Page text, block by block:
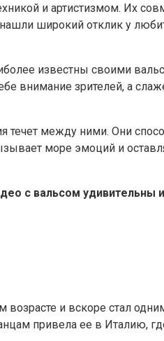
и артистизмом. Их
широкий отклик у
известны своими
внимание зрителей, а
течет между ними. Они
море эмоций и
с вальсом удивительны
и вскоре стал
привела ее в Италию,